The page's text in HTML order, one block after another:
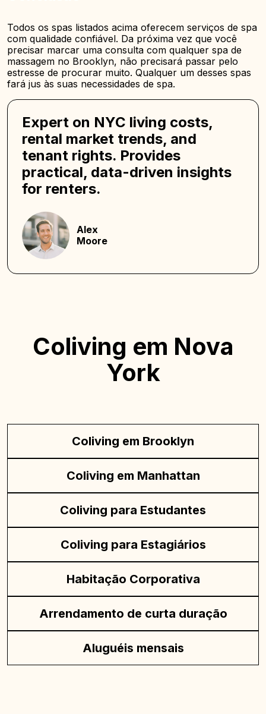
Todos os spas listados acima oferecem serviços de spa
com qualidade confiável. Da próxima vez que você
precisar marcar uma consulta com qualquer spa de
massagem no Brooklyn, não precisará passar pelo
estresse de procurar muito. Qualquer um desses spas
fará jus às suas necessidades de spa.
Expert on NYC living costs,
rental market trends, and
tenant rights. Provides
practical, data-driven insights
for renters.
Alex
Moore
Coliving em Nova
York
Coliving em Brooklyn
Coliving em Manhattan
Coliving para Estudantes
Coliving para Estagiários
Habitação Corporativa
Arrendamento de curta duração
Aluguéis mensais